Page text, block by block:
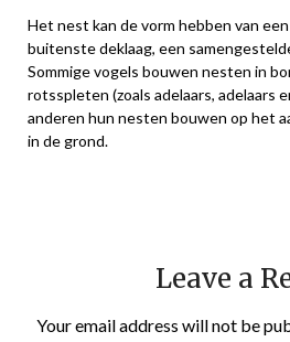
Het nest kan de vorm hebben van
buitenste deklaag, een
Sommige vogels bouwen nesten in
rotsspleten (zoals adelaars, adelaars
anderen hun nesten bouwen op het
in de grond.
Leave a
Your email address will not be